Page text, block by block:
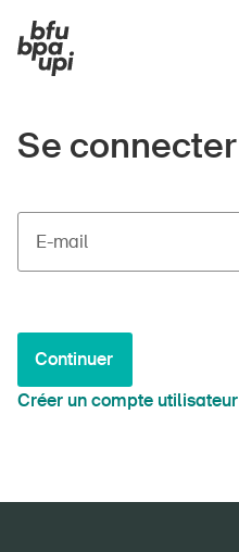
Se connecter
E-mail
Continuer
Créer un compte utilisateur